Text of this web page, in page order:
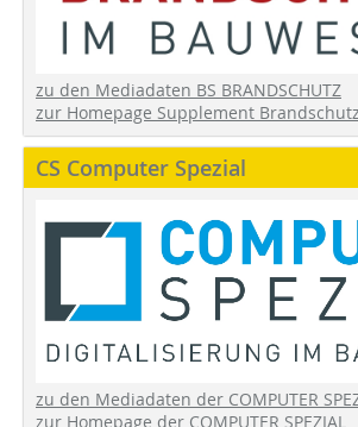
zu den Mediadaten BS BRANDSCHUTZ
zur Homepage Supplement Brandschutz
CS Computer Spezial
zu den Mediadaten der COMPUTER
zur Homepage der COMPUTER SPEZIAL